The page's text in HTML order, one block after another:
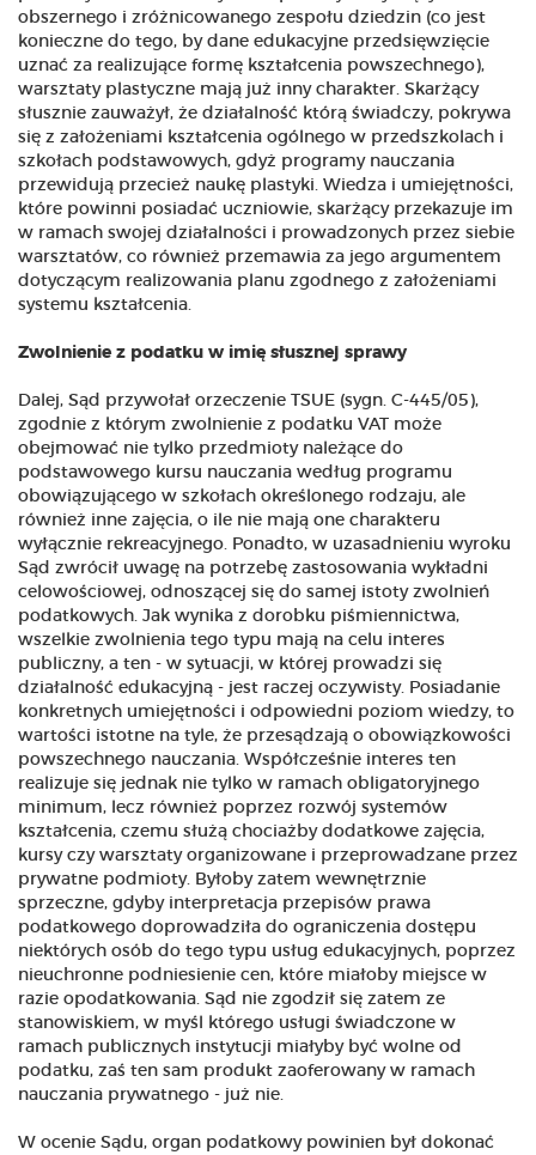
obszernego i zróżnicowanego zespołu dziedzin (co jest
konieczne do tego, by dane edukacyjne przedsięwzięcie
uznać za realizujące formę kształcenia powszechnego),
warsztaty plastyczne mają już inny charakter. Skarżący
słusznie zauważył, że działalność którą świadczy, pokrywa
się z założeniami kształcenia ogólnego w przedszkolach i
szkołach podstawowych, gdyż programy nauczania
przewidują przecież naukę plastyki. Wiedza i umiejętności,
które powinni posiadać uczniowie, skarżący przekazuje im
w ramach swojej działalności i prowadzonych przez siebie
warsztatów, co również przemawia za jego argumentem
dotyczącym realizowania planu zgodnego z założeniami
systemu kształcenia.
Zwolnienie z podatku w imię słusznej sprawy
Dalej, Sąd przywołał orzeczenie TSUE (sygn. C-445/05),
zgodnie z którym zwolnienie z podatku VAT może
obejmować nie tylko przedmioty należące do
podstawowego kursu nauczania według programu
obowiązującego w szkołach określonego rodzaju, ale
również inne zajęcia, o ile nie mają one charakteru
wyłącznie rekreacyjnego. Ponadto, w uzasadnieniu wyroku
Sąd zwrócił uwagę na potrzebę zastosowania wykładni
celowościowej, odnoszącej się do samej istoty zwolnień
podatkowych. Jak wynika z dorobku piśmiennictwa,
wszelkie zwolnienia tego typu mają na celu interes
publiczny, a ten - w sytuacji, w której prowadzi się
działalność edukacyjną - jest raczej oczywisty. Posiadanie
konkretnych umiejętności i odpowiedni poziom wiedzy, to
wartości istotne na tyle, że przesądzają o obowiązkowości
powszechnego nauczania. Współcześnie interes ten
realizuje się jednak nie tylko w ramach obligatoryjnego
minimum, lecz również poprzez rozwój systemów
kształcenia, czemu służą chociażby dodatkowe zajęcia,
kursy czy warsztaty organizowane i przeprowadzane przez
prywatne podmioty. Byłoby zatem wewnętrznie
sprzeczne, gdyby interpretacja przepisów prawa
podatkowego doprowadziła do ograniczenia dostępu
niektórych osób do tego typu usług edukacyjnych, poprzez
nieuchronne podniesienie cen, które miałoby miejsce w
razie opodatkowania. Sąd nie zgodził się zatem ze
stanowiskiem, w myśl którego usługi świadczone w
ramach publicznych instytucji miałyby być wolne od
podatku, zaś ten sam produkt zaoferowany w ramach
nauczania prywatnego - już nie.
W ocenie Sądu, organ podatkowy powinien był dokonać